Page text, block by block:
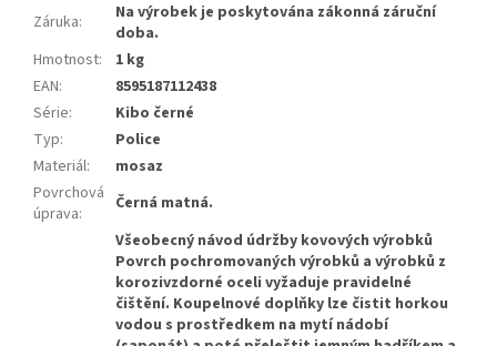
Záruka:
Na výrobek je poskytována zákonná záruční
doba.
Hmotnost:
1 kg
EAN:
8595187112438
Série:
Kibo černé
Typ:
Police
Materiál:
mosaz
Povrchová
úprava:
Černá matná.
Všeobecný návod údržby kovových výrobků
Povrch pochromovaných výrobků a výrobků z
korozivzdorné oceli vyžaduje pravidelné
čištění. Koupelnové doplňky lze čistit horkou
vodou s prostředkem na mytí nádobí